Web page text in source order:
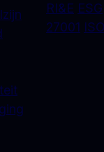
RI&E ESG
27001